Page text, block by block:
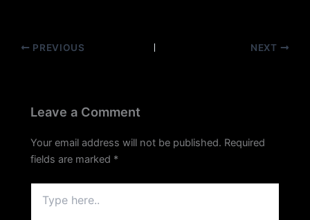
PREVIOUS NEXT
Leave a Comment
Your email address will not be published. Required
fields are marked *
here..